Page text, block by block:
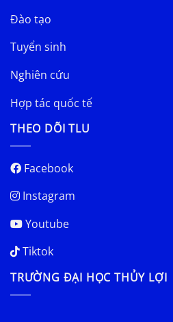
Đào tạo
Tuyển sinh
Nghiên cứu
Hợp tác quốc tế
THEO DÕI TLU
Facebook
Instagram
Youtube
Tiktok
TRƯỜNG ĐẠI HỌC THỦY LỢI